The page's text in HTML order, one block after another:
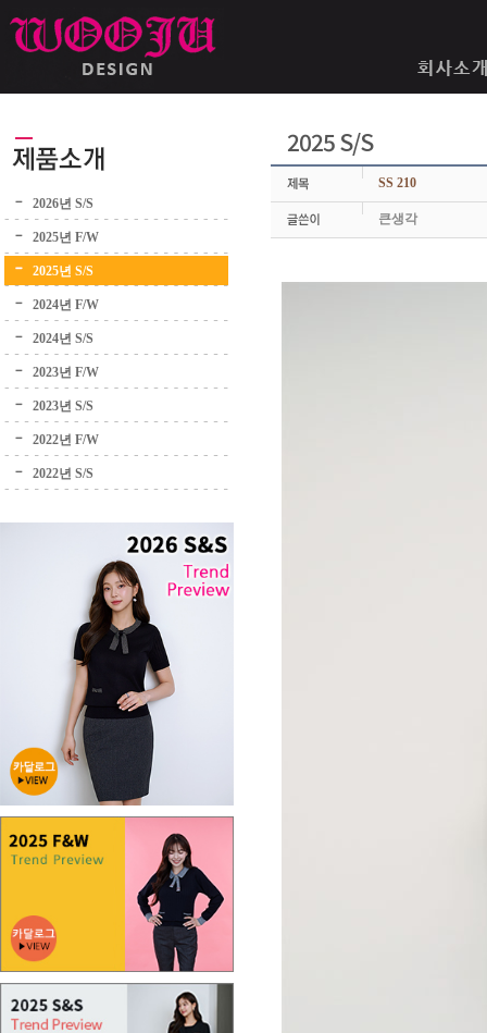
2026년 S/S
2025년 F/W
2025년 S/S
2024년 F/W
2024년 S/S
2023년 F/W
2023년 S/S
2022년 F/W
2022년 S/S
2025 S/S
SS 210
큰생각